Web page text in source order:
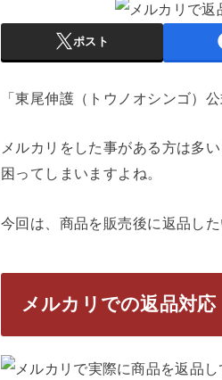
ポスト
「東尾伸護（トウノオシンゴ）
メルカリをした事がある方は多
困ってしまいますよね。
今回は、商品を販売後に返品し
メルカリでの返品対応